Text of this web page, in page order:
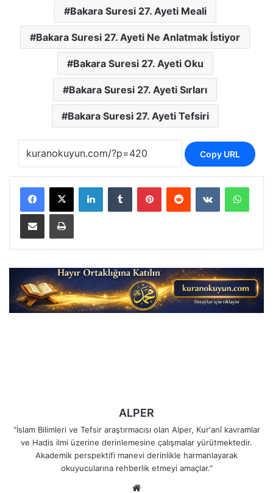
Bakara Suresi 27. Ayeti Meali
Bakara Suresi 27. Ayeti Ne Anlatmak İstiyor
Bakara Suresi 27. Ayeti Oku
Bakara Suresi 27. Ayeti Sırları
Bakara Suresi 27. Ayeti Tefsiri
Copy URL
LinkedInTumblr PinterestReddit VKontakte
E-Posta ile paylaş Yazdır
ALPER
"İslam Bilimleri ve Tefsir araştırmacısı olan Alper, Kur'anî kavramlar
ve Hadis ilmi üzerine derinlemesine çalışmalar yürütmektedir.
Akademik perspektifi manevi derinlikle harmanlayarak
okuyucularına rehberlik etmeyi amaçlar."